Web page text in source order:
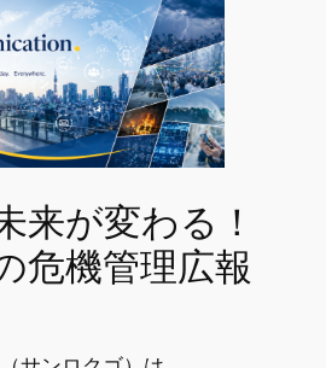
来が変わる！
危機管理広報